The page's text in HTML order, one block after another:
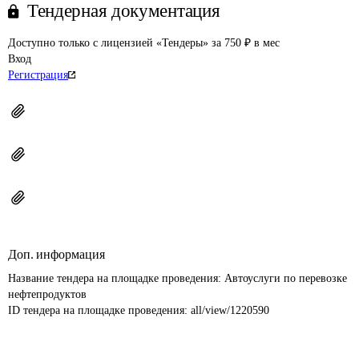
Тендерная документация
Доступно только с лицензией «Тендеры» за 750 ₽ в мес
Вход
Регистрация
Доп. информация
Название тендера на площадке проведения: Автоуслуги по перевозке
нефтепродуктов
ID тендера на площадке проведения: all/view/1220590